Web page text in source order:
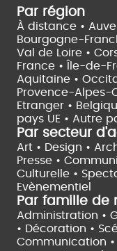
Par région
À distance •
Bourgogne-
Val de Loire •
France •
Île-de-
Aquitaine •
Provence-Alpes-
Etranger •
pays UE • Autre
Par secteur
Art • Design •
Presse •
Culturelle •
Evènementiel
Par famille de
Administration •
• Décoration •
Communication •